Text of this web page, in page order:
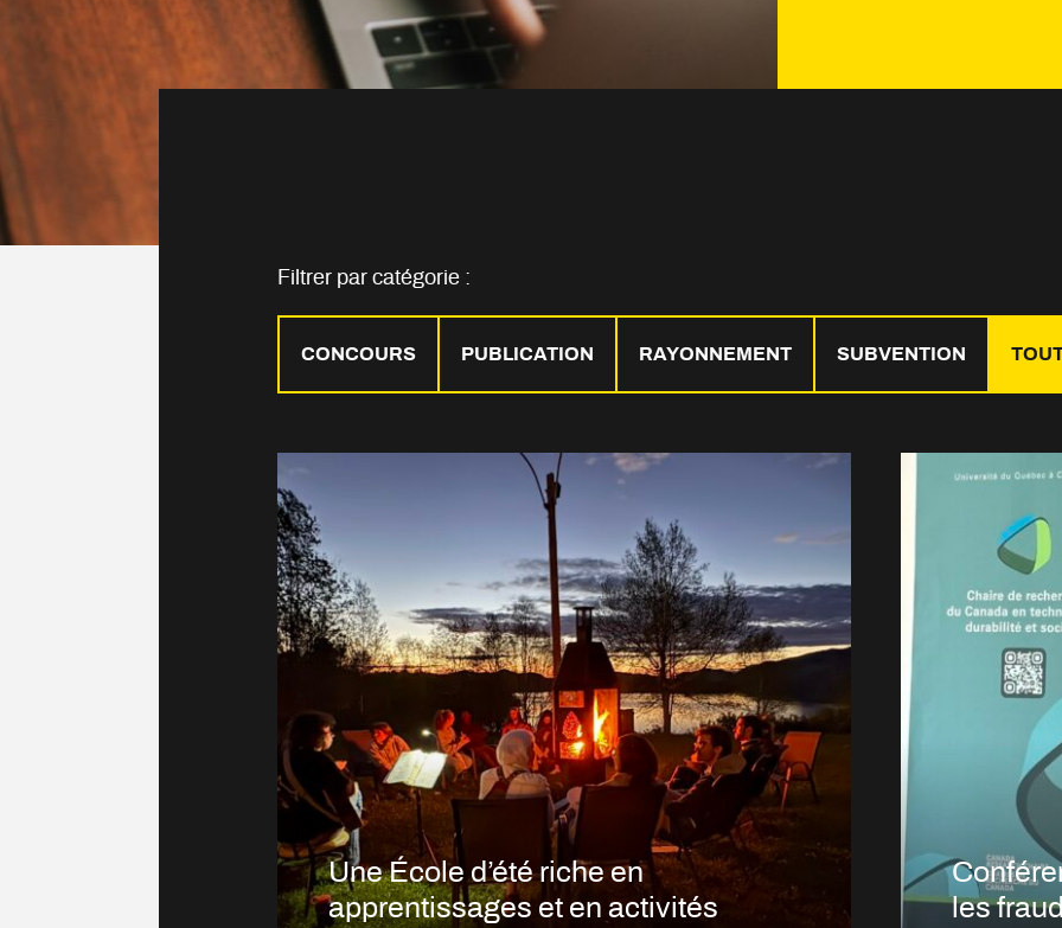
Filtrer par catégorie :
CONCOURS PUBLICATION RAYONNEMENT SUBVENTION
Une École d’été riche en
apprentissages et en activités
les